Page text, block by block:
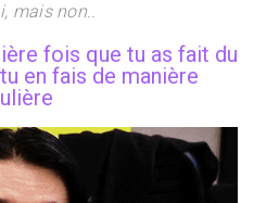
mais non..
fois que tu as fait du
en fais de manière